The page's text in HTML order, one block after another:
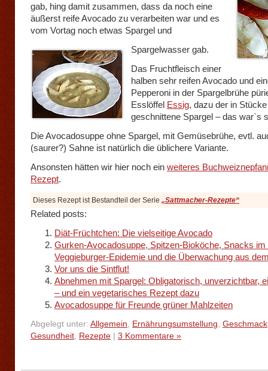
gab, hing damit zusammen, dass da noch eine
äußerst reife Avocado zu verarbeiten war und es
vom Vortag noch etwas Spargel und
Spargelwasser gab.
Das Fruchtfleisch einer
halben sehr reifen Avocado und
Pepperoni in der Spargelbrühe
Esslöffel Essig, dazu der in Stücke
geschnittene Spargel – das war`s
Die Avocadosuppe ohne Spargel, mit Gemüsebrühe, evtl.
(saurer?) Sahne ist natürlich die üblichere Variante.
Ansonsten hätten wir hier noch ein weiteres
Rezept.
Dieses Rezept ist Bestandteil der Serie „Sattmacher-Rezepte“
Related posts:
Diät-Früchtchen: Die vielseitige Avocado
Gurken-Avocadosuppe, Spitzen-Bioköche, Snacks im
Veggieburger-Epidemie und die Überwachung aus
Vor uns die Sintflut!
Abnehmen mit Spargel: Obligatorisch, unverzichtbar,
– und ein vegetarisches Rezept dazu
Avocadosuppe für Freunde grüner Mahlzeiten
Abgelegt unter: Allgemein, Ernährungsumstellung, Geschmack
Gesundheit, Rezepte 3 Kommentare »